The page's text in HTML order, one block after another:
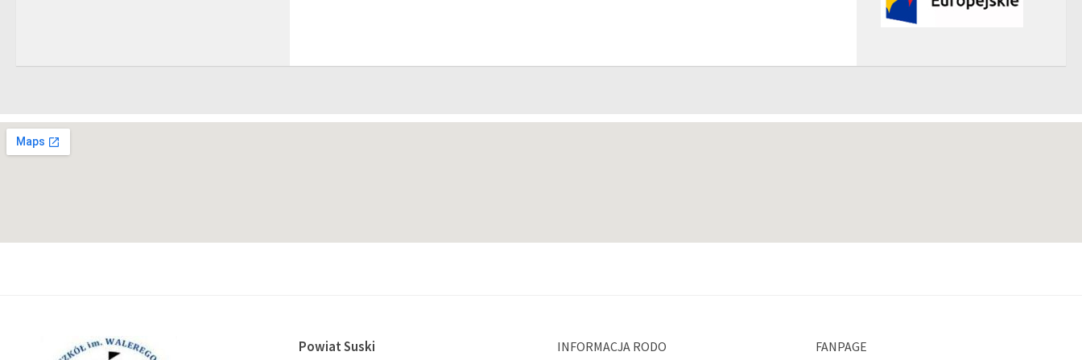
Powiat Suski INFORMACJA RODO FANPAGE